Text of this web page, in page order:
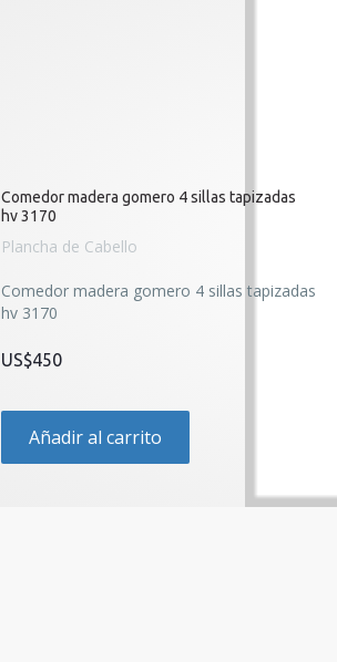
Comedor madera gomero 4 sillas tapizadas
hv 3170
Plancha de Cabello
Comedor madera gomero 4 sillas tapizadas
hv 3170
US$450
Añadir al carrito